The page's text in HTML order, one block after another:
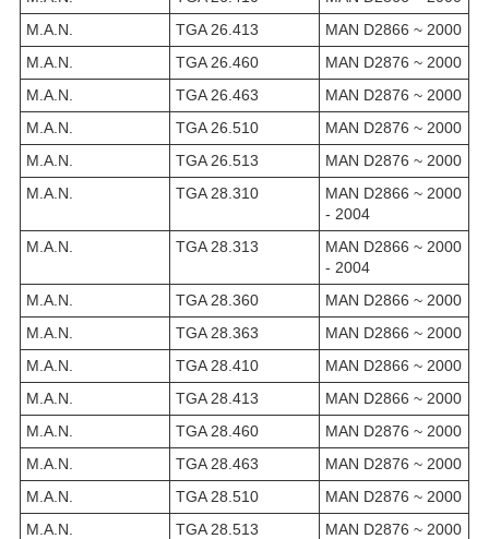
M.A.N.
TGA 26.413
MAN D2866 ~ 2000
M.A.N.
TGA 26.460
MAN D2876 ~ 2000
M.A.N.
TGA 26.463
MAN D2876 ~ 2000
M.A.N.
TGA 26.510
MAN D2876 ~ 2000
M.A.N.
TGA 26.513
MAN D2876 ~ 2000
M.A.N.
TGA 28.310
MAN D2866 ~ 2000
- 2004
M.A.N.
TGA 28.313
MAN D2866 ~ 2000
- 2004
M.A.N.
TGA 28.360
MAN D2866 ~ 2000
M.A.N.
TGA 28.363
MAN D2866 ~ 2000
M.A.N.
TGA 28.410
MAN D2866 ~ 2000
M.A.N.
TGA 28.413
MAN D2866 ~ 2000
M.A.N.
TGA 28.460
MAN D2876 ~ 2000
M.A.N.
TGA 28.463
MAN D2876 ~ 2000
M.A.N.
TGA 28.510
MAN D2876 ~ 2000
M.A.N.
TGA 28.513
MAN D2876 ~ 2000